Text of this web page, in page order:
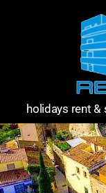
holidays rent &